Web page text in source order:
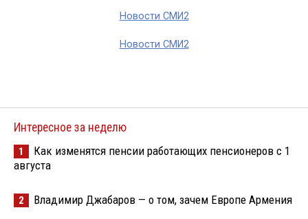
Новости СМИ2
Новости СМИ2
Интересное за неделю
1
Как изменятся пенсии работающих пенсионеров с 1
августа
2 Владимир Джабаров — о том, зачем Европе Армения